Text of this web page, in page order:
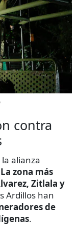
contra
alianza
La zona más
Zitlala y
Ardillos han
de
.